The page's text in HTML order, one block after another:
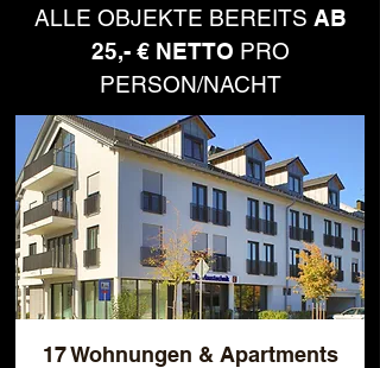
ALLE OBJEKTE BEREITS AB
25,- € NETTO PRO
PERSON/NACHT
17 Wohnungen & Apartments